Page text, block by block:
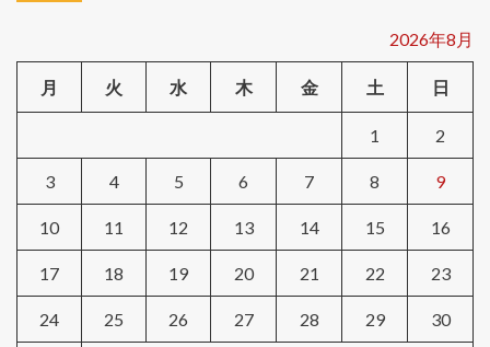
2026年8月
月 火 水 木 金 土 日
1 2
3 4 5 6 7 8 9
10 11 12 13 14 15 16
17 18 19 20 21 22 23
24 25 26 27 28 29 30